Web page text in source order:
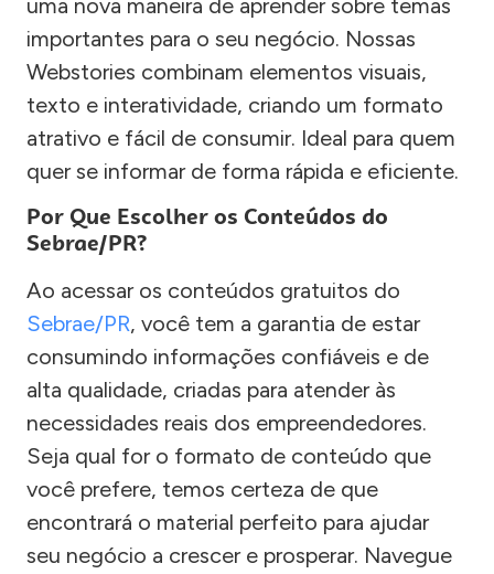
importantes para o seu negócio. Nossas
Webstories combinam elementos visuais,
texto e interatividade, criando um formato
atrativo e fácil de consumir. Ideal para quem
quer se informar de forma rápida e eficiente.
Por Que Escolher os Conteúdos do
Sebrae/PR?
Ao acessar os conteúdos gratuitos do
Sebrae/PR, você tem a garantia de estar
consumindo informações confiáveis e de
alta qualidade, criadas para atender às
necessidades reais dos empreendedores.
Seja qual for o formato de conteúdo que
você prefere, temos certeza de que
encontrará o material perfeito para ajudar
seu negócio a crescer e prosperar. Navegue